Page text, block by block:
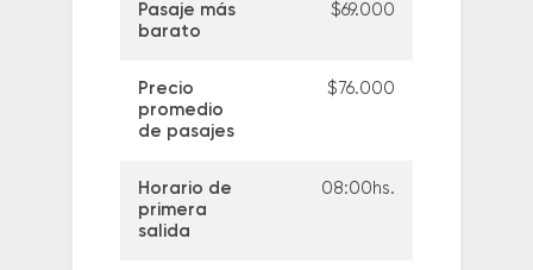
Pasaje más
barato
$69.000
Precio
promedio
de pasajes
$76.000
Horario de
primera
salida
08:00hs.